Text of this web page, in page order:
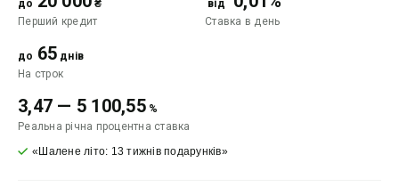
до
₴
Перший кредит
від
Ставка в день
до 65 днів
На строк
3,47 — 5 100,55 %
Реальна річна процентна ставка
«Шалене літо: 13 тижнів подарунків»